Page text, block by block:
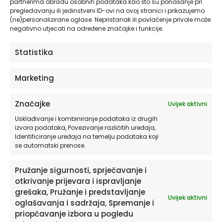
pregledavanju ili jedinstveni ID-ovi na ovoj stranici i prikazujemo
(ne)personalizirane oglase. Nepristanak ili povlačenje privole može
negativno utjecati na određene značajke i funkcije.
Statistika
Marketing
Značajke
Uvijek aktivni
Usklađivanje i kombiniranje podataka iz drugih
izvora podataka, Povezivanje različitih uređaja,
Identificiranje uređaja na temelju podataka koji
se automatski prenose.
Pružanje sigurnosti, sprječavanje i
otkrivanje prijevara i ispravljanje
grešaka, Pružanje i predstavljanje
oglašavanja i sadržaja, Spremanje i
priopćavanje izbora u pogledu
Uvijek aktivni
Zidna Tapeta Za Dječju Sobu | Animals Across
The World
proizvod
ima
više
Opcije
mogu
stranici
proizvoda